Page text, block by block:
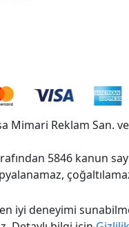
Mimari Reklam San.
5846 kanun
iyi deneyimi